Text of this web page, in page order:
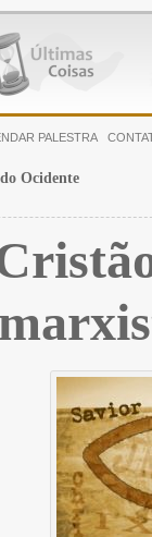
PALESTRA
Ocidente